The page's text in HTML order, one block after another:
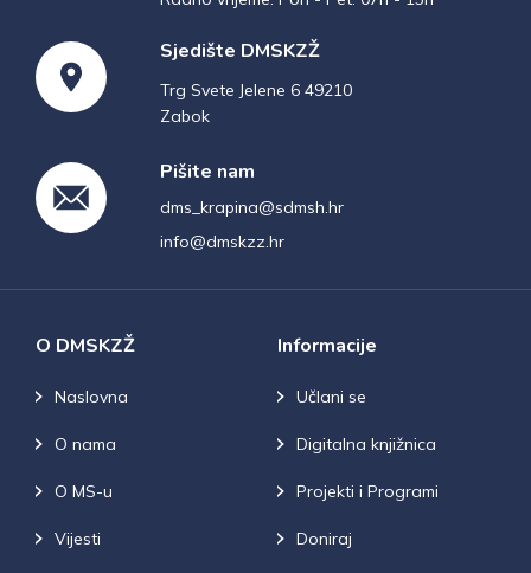
Sjedište DMSKZŽ
Trg Svete Jelene 6 49210
Zabok
Pišite nam
dms_krapina@sdmsh.hr
info@dmskzz.hr
O DMSKZŽ
Naslovna
O nama
O MS-u
Vijesti
Informacije
Učlani se
Digitalna knjižnica
Projekti i Programi
Doniraj